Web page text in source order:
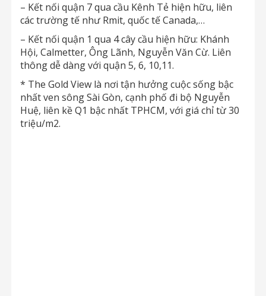
– Kết nối quận 7 qua cầu Kênh Tẻ hiện hữu, liên
các trường tế như Rmit, quốc tế Canada,…
– Kết nối quận 1 qua 4 cây cầu hiện hữu: Khánh
Hội, Calmetter, Ông Lãnh, Nguyễn Văn Cừ. Liên
thông dễ dàng với quận 5, 6, 10,11.
* The Gold View là nơi tận hưởng cuộc sống bậc
nhất ven sông Sài Gòn, cạnh phố đi bộ Nguyễn
Huệ, liên kề Q1 bậc nhất TPHCM, với giá chỉ từ 30
triệu/m2.